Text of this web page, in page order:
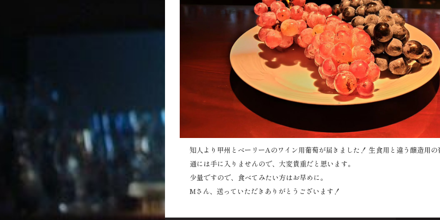
知人より甲州とべーリーAのワイン用葡萄が届きました！ 生食用と違う醸造用の
通には手に入りませんので、大変貴重だと思います。
少量ですので、食べてみたい方はお早めに。
Mさん、送っていただきありがとうございます！